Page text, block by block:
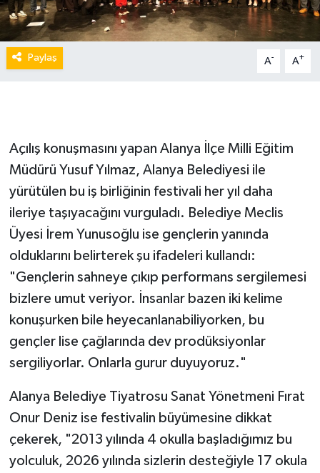
Paylaş A- A+
Açılış konuşmasını yapan Alanya İlçe Milli Eğitim
Müdürü Yusuf Yılmaz, Alanya Belediyesi ile
yürütülen bu iş birliğinin festivali her yıl daha
ileriye taşıyacağını vurguladı. Belediye Meclis
Üyesi İrem Yunusoğlu ise gençlerin yanında
olduklarını belirterek şu ifadeleri kullandı:
"Gençlerin sahneye çıkıp performans sergilemesi
bizlere umut veriyor. İnsanlar bazen iki kelime
konuşurken bile heyecanlanabiliyorken, bu
gençler lise çağlarında dev prodüksiyonlar
sergiliyorlar. Onlarla gurur duyuyoruz."
Alanya Belediye Tiyatrosu Sanat Yönetmeni Fırat
Onur Deniz ise festivalin büyümesine dikkat
çekerek, "2013 yılında 4 okulla başladığımız bu
yolculuk, 2026 yılında sizlerin desteğiyle 17 okula